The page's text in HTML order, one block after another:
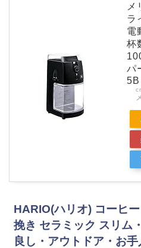
メ
ラ
電
杯
パ
5B
HARIO(ハリオ) コーヒ
挽き セラミック スリム
良し・アウトドア・お